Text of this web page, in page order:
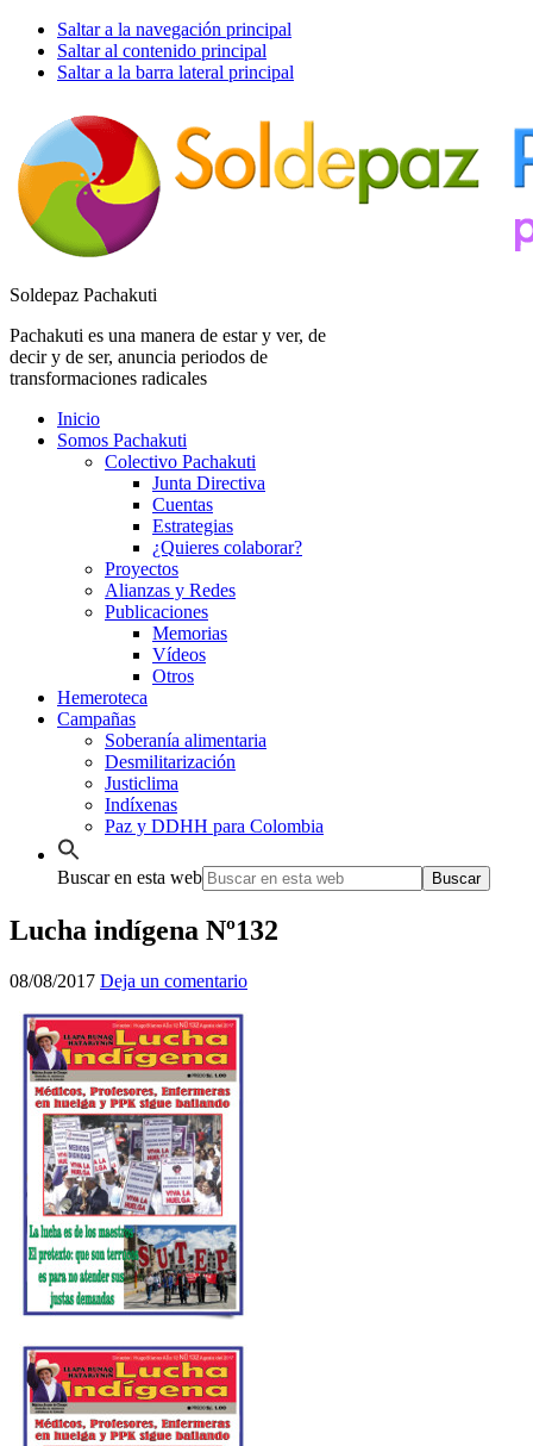
Saltar a la navegación principal
Saltar al contenido principal
Saltar a la barra lateral principal
Soldepaz Pachakuti
Pachakuti es una manera de estar y ver, de
decir y de ser, anuncia periodos de
transformaciones radicales
Inicio
Somos Pachakuti
Colectivo Pachakuti
Junta Directiva
Cuentas
Estrategias
¿Quieres colaborar?
Proyectos
Alianzas y Redes
Publicaciones
Memorias
Vídeos
Otros
Hemeroteca
Campañas
Soberanía alimentaria
Desmilitarización
Justiclima
Indíxenas
Paz y DDHH para Colombia
Buscar en esta web
Lucha indígena Nº132
08/08/2017 Deja un comentario